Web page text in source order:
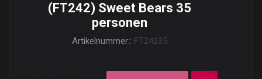
(FT242) Sweet Bears 35
personen
Artikelnummer:: FT24235